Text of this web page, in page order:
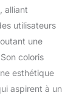
alliant
utilisateurs
une
coloris
esthétique
aspirent à un